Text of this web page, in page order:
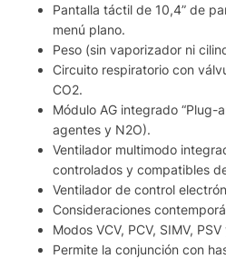
Pantalla táctil de 10,4” de
menú plano.
Peso (sin vaporizador ni
Circuito respiratorio con
CO2.
Módulo AG integrado “Plug-
agentes y N2O).
Ventilador multimodo
controlados y compatibles
Ventilador de control
Consideraciones
Modos VCV, PCV, SIMV,
Permite la conjunción con